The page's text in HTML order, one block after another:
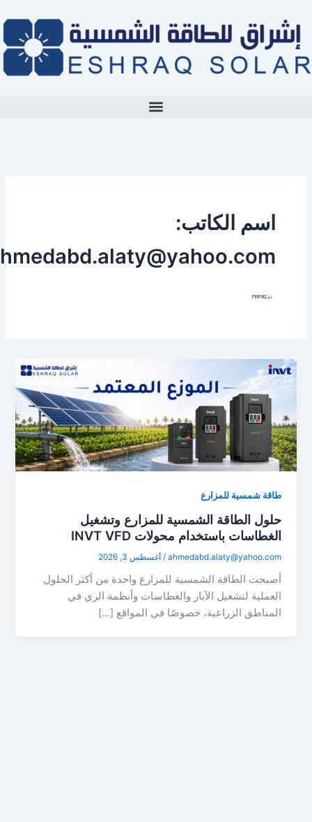
اسم الكاتب:
ahmedabd.alaty@yahoo.com
طاقة شمسية للمزارع
حلول الطاقة الشمسية للمزارع وتشغيل
الغطاسات باستخدام محولات INVT VFD
ahmedabd.alaty@yahoo.com
/أغسطس 3, 2026
أصبحت الطاقة الشمسية للمزارع واحدة من أكثر الحلول
العملية لتشغيل الآبار والغطاسات وأنظمة الري في
المناطق الزراعية، خصوصًا في المواقع […]